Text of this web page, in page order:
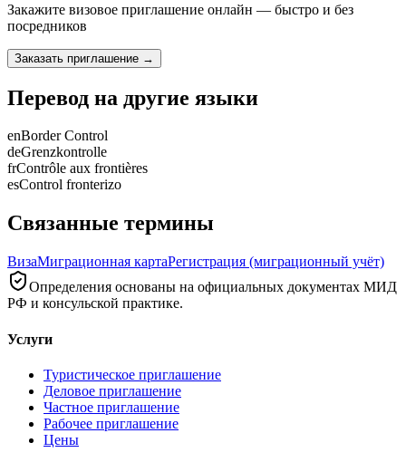
Закажите визовое приглашение онлайн — быстро и без
посредников
Заказать приглашение →
Перевод на другие языки
enBorder Control
deGrenzkontrolle
frContrôle aux frontières
esControl fronterizo
Связанные термины
ВизаМиграционная картаРегистрация (миграционный учёт)
Определения основаны на официальных документах МИД
РФ и консульской практике.
Услуги
Туристическое приглашение
Деловое приглашение
Частное приглашение
Рабочее приглашение
Цены